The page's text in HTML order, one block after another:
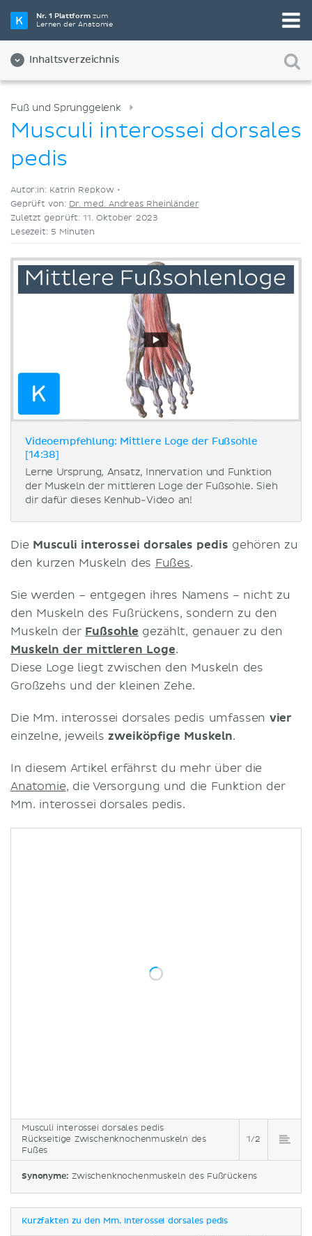
Nr. 1 Plattformzum
Lernen der Anatomie
Inhaltsverzeichnis
Wähle die beste Lernmethode für dich
Videos
Fuß und Sprunggelenk
Musculi interossei dorsales
pedis
Autor:in: Katrin Repkow •
Geprüft von: Dr. med. Andreas Rheinländer
Zuletzt geprüft: 11. Oktober 2023
Lesezeit: 5 Minuten
Videoempfehlung: Mittlere Loge der Fußsohle
[14:38]
Lerne Ursprung, Ansatz, Innervation und Funktion
der Muskeln der mittleren Loge der Fußsohle. Sieh
dir dafür dieses Kenhub-Video an!
Musculi interossei dorsales pedis
Rückseitige Zwischenknochenmuskeln des
Fußes
1/2
Synonyme: Zwischenknochenmuskeln des Fußrückens
Die Musculi interossei dorsales pedis gehören zu
den kurzen Muskeln des Fußes.
Sie werden – entgegen ihres Namens – nicht zu
den Muskeln des Fußrückens, sondern zu den
Muskeln der Fußsohle gezählt, genauer zu den
Muskeln der mittleren Loge.
Diese Loge liegt zwischen den Muskeln des
Großzehs und der kleinen Zehe.
Die Mm. interossei dorsales pedis umfassen vier
einzelne, jeweils zweiköpfige Muskeln.
In diesem Artikel erfährst du mehr über die
Anatomie, die Versorgung und die Funktion der
Mm. interossei dorsales pedis.
Kurzfakten zu den Mm. interossei dorsales pedis